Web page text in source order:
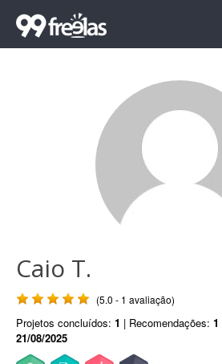
Caio T.
(5.0 - 1 avaliação)
Projetos concluídos: 1 | Recomendações: 1
21/08/2025